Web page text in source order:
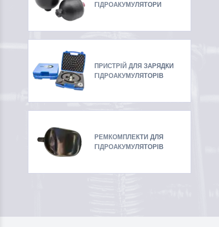
ГІДРОАКУМУЛЯТОРИ
ПРИСТРІЙ ДЛЯ ЗАРЯДКИ
ГІДРОАКУМУЛЯТОРІВ
РЕМКОМПЛЕКТИ ДЛЯ
ГІДРОАКУМУЛЯТОРІВ